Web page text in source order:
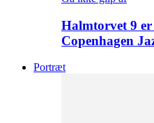
Halmtorvet 9
Copenhagen
Portræt